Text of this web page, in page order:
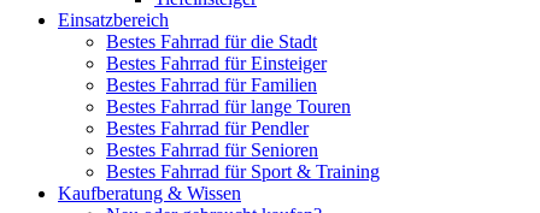
Einsatzbereich
Bestes Fahrrad für die Stadt
Bestes Fahrrad für Einsteiger
Bestes Fahrrad für Familien
Bestes Fahrrad für lange Touren
Bestes Fahrrad für Pendler
Bestes Fahrrad für Senioren
Bestes Fahrrad für Sport & Training
Kaufberatung & Wissen